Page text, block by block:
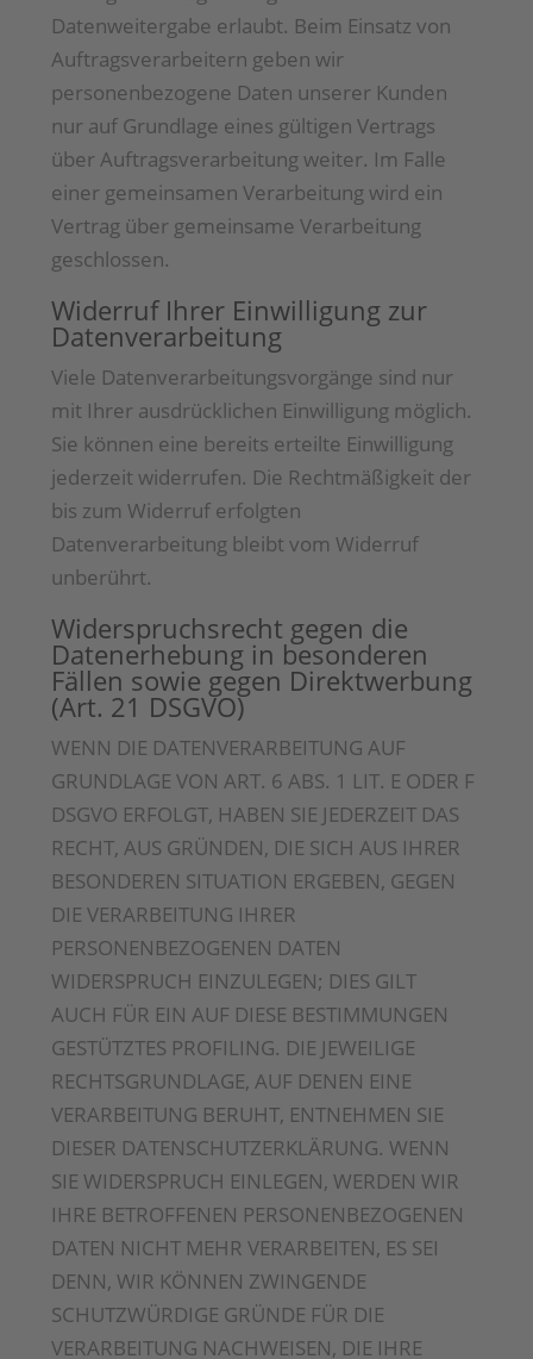
Datenweitergabe erlaubt. Beim Einsatz von
Auftragsverarbeitern geben wir
personenbezogene Daten unserer Kunden
nur auf Grundlage eines gültigen Vertrags
über Auftragsverarbeitung weiter. Im Falle
einer gemeinsamen Verarbeitung wird ein
Vertrag über gemeinsame Verarbeitung
geschlossen.
Widerruf Ihrer Einwilligung zur
Datenverarbeitung
Viele Datenverarbeitungsvorgänge sind nur
mit Ihrer ausdrücklichen Einwilligung möglich.
Sie können eine bereits erteilte Einwilligung
jederzeit widerrufen. Die Rechtmäßigkeit der
bis zum Widerruf erfolgten
Datenverarbeitung bleibt vom Widerruf
unberührt.
Widerspruchsrecht gegen die
Datenerhebung in besonderen
Fällen sowie gegen Direktwerbung
(Art. 21 DSGVO)
WENN DIE DATENVERARBEITUNG AUF
GRUNDLAGE VON ART. 6 ABS. 1 LIT. E ODER F
DSGVO ERFOLGT, HABEN SIE JEDERZEIT DAS
RECHT, AUS GRÜNDEN, DIE SICH AUS IHRER
BESONDEREN SITUATION ERGEBEN, GEGEN
DIE VERARBEITUNG IHRER
PERSONENBEZOGENEN DATEN
WIDERSPRUCH EINZULEGEN; DIES GILT
AUCH FÜR EIN AUF DIESE BESTIMMUNGEN
GESTÜTZTES PROFILING. DIE JEWEILIGE
RECHTSGRUNDLAGE, AUF DENEN EINE
VERARBEITUNG BERUHT, ENTNEHMEN SIE
DIESER DATENSCHUTZERKLÄRUNG. WENN
SIE WIDERSPRUCH EINLEGEN, WERDEN WIR
IHRE BETROFFENEN PERSONENBEZOGENEN
DATEN NICHT MEHR VERARBEITEN, ES SEI
DENN, WIR KÖNNEN ZWINGENDE
SCHUTZWÜRDIGE GRÜNDE FÜR DIE
VERARBEITUNG NACHWEISEN, DIE IHRE